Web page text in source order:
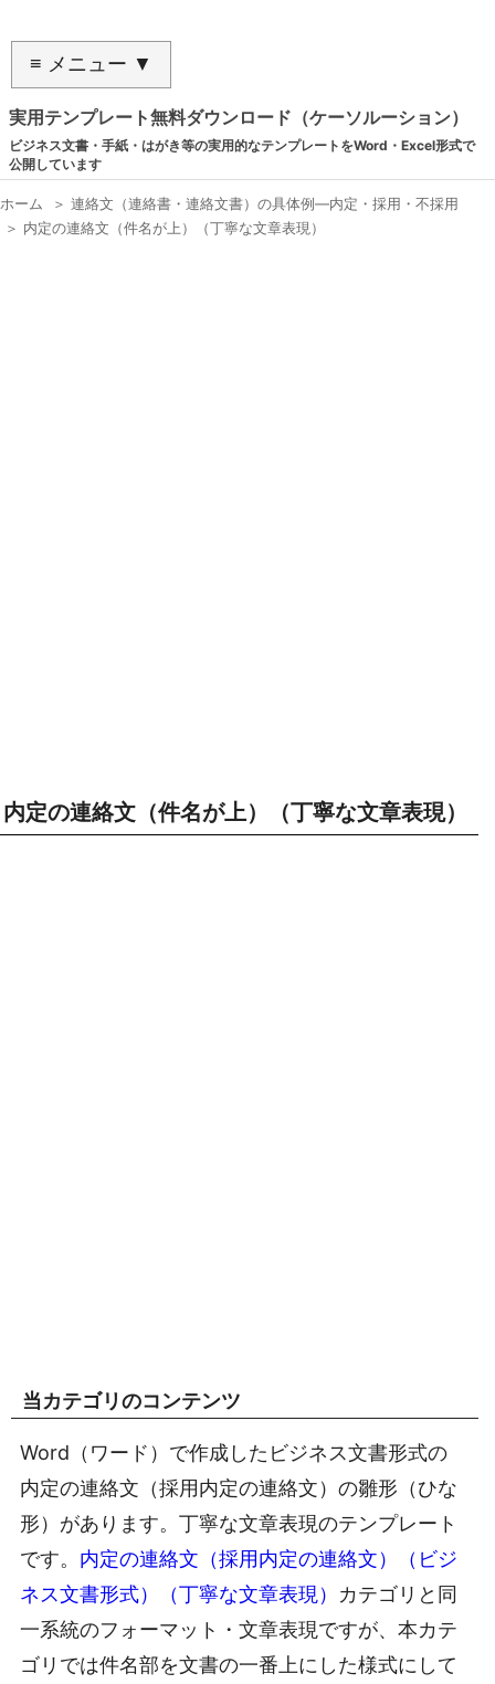
≡ メニュー ▼
実用テンプレート無料ダウンロード（ケーソルーション）
ビジネス文書・手紙・はがき等の実用的なテンプレートをWord・Excel形式で
公開しています
ホーム ＞ 連絡文（連絡書・連絡文書）の具体例―内定・採用・不採用
＞ 内定の連絡文（件名が上）（丁寧な文章表現）
内定の連絡文（件名が上）（丁寧な文章表現）
当カテゴリのコンテンツ
Word（ワード）で作成したビジネス文書形式の
内定の連絡文（採用内定の連絡文）の雛形（ひな
形）があります。丁寧な文章表現のテンプレート
です。 内定の連絡文（採用内定の連絡文）（ビジ
ネス文書形式）（丁寧な文章表現） カテゴリと同
一系統のフォーマット・文章表現ですが、本カテ
ゴリでは件名部を文書の一番上にした様式にして